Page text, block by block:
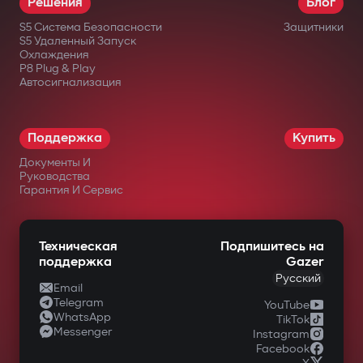
в официальных интернет-магазинах
Gazer;
в крупных сетях электроники;
в специализированных магазинах
автомобильной техники.
месяцев.
S5 Система Безопасности
S5 Удаленный Запуск
Охлаждения
P8 Plug & Play
Автосигнализация
Защитники
Поддержка
Документы И
Руководства
Гарантия И Сервис
Купить
Техническая
поддержка
Email
Telegram
WhatsApp
Messenger
Подпишитесь на
Gazer
Русский
YouTube
TikTok
Instagram
Facebook